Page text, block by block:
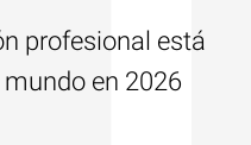
profesional está
en 2026